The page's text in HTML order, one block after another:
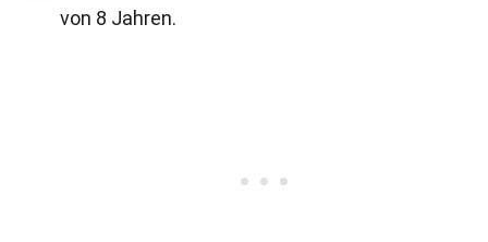
von 8 Jahren.